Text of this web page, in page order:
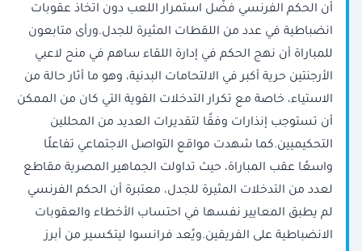
أن الحكم الفرنسي فضّل استمرار اللعب دون اتخاذ عقوبات
انضباطية في عدد من اللقطات المثيرة للجدل.ورأى متابعون
للمباراة أن نهج الحكم في إدارة اللقاء ساهم في منح لاعبي
الأرجنتين حرية أكبر في الالتحامات البدنية، وهو ما أثار حالة من
الاستياء، خاصة مع تكرار التدخلات القوية التي كان من الممكن
أن تستوجب إنذارات وفقًا لتقديرات العديد من المحللين
التحكيميين.كما شهدت مواقع التواصل الاجتماعي تفاعلًا
واسعًا عقب المباراة، حيث تداولت الجماهير المصرية مقاطع
لعدد من التدخلات المثيرة للجدل، معتبرة أن الحكم الفرنسي
لم يطبق المعايير نفسها في احتساب الأخطاء والعقوبات
الانضباطية على الفريقين.ويُعد فرانسوا ليتكسير من أبرز